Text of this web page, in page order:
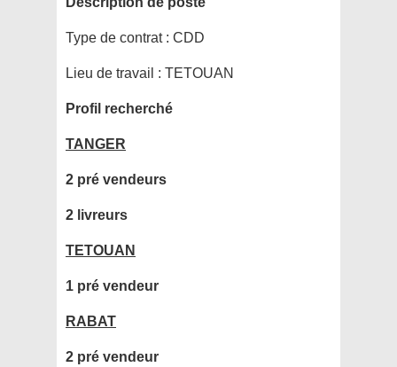
Type de contrat : CDD
Lieu de travail : TETOUAN
Profil recherché
TANGER
2 pré vendeurs
2 livreurs
TETOUAN
1 pré vendeur
RABAT
2 pré vendeur